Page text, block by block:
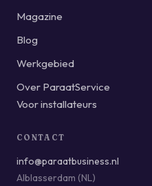
Magazine
Blog
Werkgebied
Over ParaatService
Voor installateurs
CONTACT
info@paraatbusiness.nl
Alblasserdam (NL)